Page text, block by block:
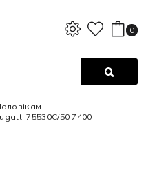
0
75530C/50 7400